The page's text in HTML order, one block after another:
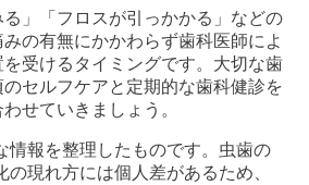
る」「フロスが引っかかる」などの
の有無にかかわらず歯科医師によ
受けるタイミングです。大切な歯
セルフケアと定期的な歯科健診を
せていきましょう。
情報を整理したものです。虫歯の
の現れ方には個人差があるため、